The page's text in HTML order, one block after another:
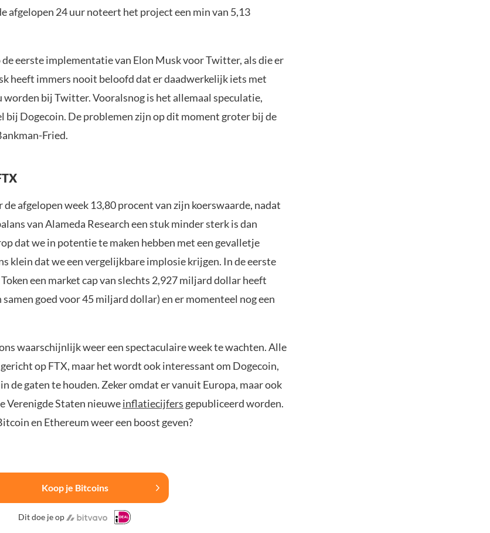
afgelopen 24 uur noteert het project een min van 5,13
eerste implementatie van Elon Musk voor Twitter, als die er
heeft immers nooit beloofd dat er daadwerkelijk iets met
worden bij Twitter. Vooralsnog is het allemaal speculatie,
bij Dogecoin. De problemen zijn op dit moment groter bij de
Fried.
afgelopen week 13,80 procent van zijn koerswaarde, nadat
van Alameda Research een stuk minder sterk is dan
dat we in potentie te maken hebben met een gevalletje
klein dat we een vergelijkbare implosie krijgen. In de eerste
een market cap van slechts 2,927 miljard dollar heeft
samen goed voor 45 miljard dollar) en er momenteel nog een
waarschijnlijk weer een spectaculaire week te wachten. Alle
op FTX, maar het wordt ook interessant om Dogecoin,
de gaten te houden. Zeker omdat er vanuit Europa, maar ook
Verenigde Staten nieuweinflatiecijfers gepubliceerd worden.
en Ethereum weer een boost geven?
Koop je Bitcoins
Dit doe je op